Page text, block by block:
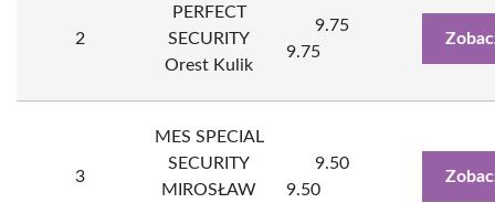
2
PERFECT
SECURITY
Orest Kulik
9.75
9.75
3
MES SPECIAL
SECURITY
MIROSŁAW
9.50
9.50